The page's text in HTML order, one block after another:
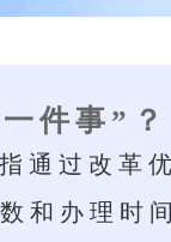
件事”？
通过改革
和办理时